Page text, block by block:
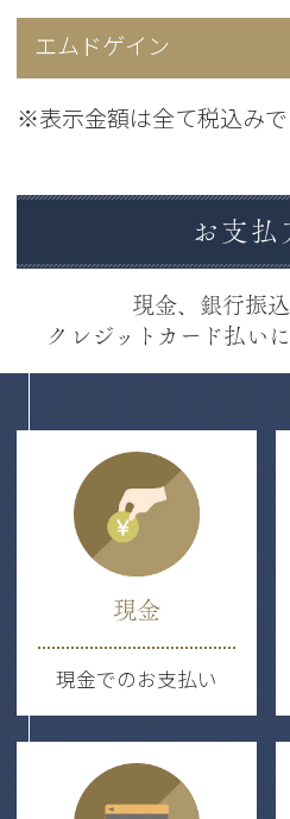
エムドゲイン
※表示金額は全て税込みで
お支払
現金、銀行振
クレジットカード払い
現金
現金でのお支払い